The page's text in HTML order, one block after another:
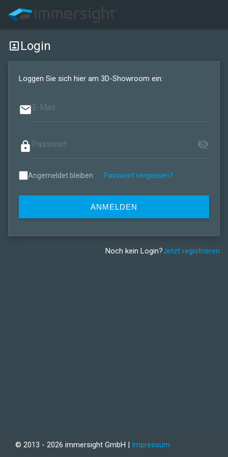
portrait Login
Loggen Sie sich hier am 3D-Showroom ein:
email
lock visibility_off
Angemeldet bleiben - Passwort vergessen?
ANMELDEN
Noch kein Login?Jetzt registrieren
© 2013 - 2026 immersight GmbH | Impressum